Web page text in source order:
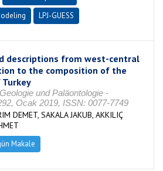
LPJ-GUESS
descriptions from west-central
to the composition of the
und Paläontologie -
Ocak 2019, ISSN: 0077-7749
DEMET, SAKALA JAKUB, AKKILIÇ
Makale